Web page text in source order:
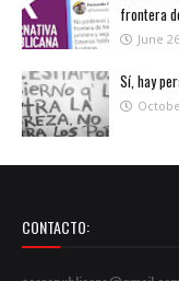
frontera
June
Sí, hay
CONTACTO: